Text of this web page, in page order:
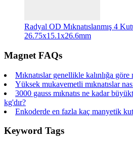
Radyal OD Mıknatıslanmış 4
26.75x15.1x26.6mm
Magnet FAQs
Mıknatıslar genellikle kalınlığa göre
Yüksek mukavemetli mıknatıslar
3000 gauss mıknatıs ne kadar
kg'dır?
Enkoderde en fazla kaç manyetik
Keyword Tags